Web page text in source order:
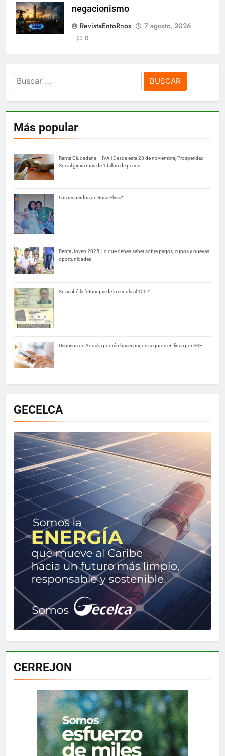
negacionismo
RevistaEntoRnos
7 agosto, 2026
0
Buscar:
Más popular
Renta Ciudadana – IVA | Desde este 28 de noviembre, Prosperidad
Social girará más de 1 billón de pesos
Los recuerdos de Rosa Elvira*
Renta Joven 2025: Lo que debes saber sobre pagos, cupos y nuevas
oportunidades
Se acabó la fotocopia de la cédula al 150%
Usuarios de Aqualia podrán hacer pagos seguros en línea por PSE
GECELCA
CERREJON